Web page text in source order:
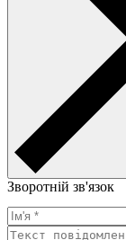
Зворотній зв'язок